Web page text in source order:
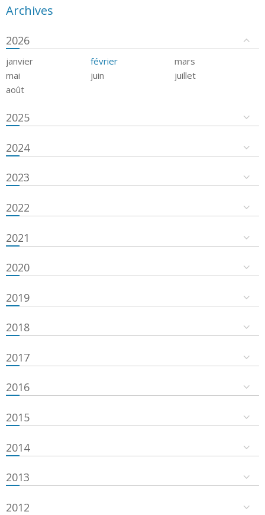
Archives
2026
janvier février
mars
mai
juin
juillet
août
2025
2024
2023
2022
2021
2020
2019
2018
2017
2016
2015
2014
2013
2012